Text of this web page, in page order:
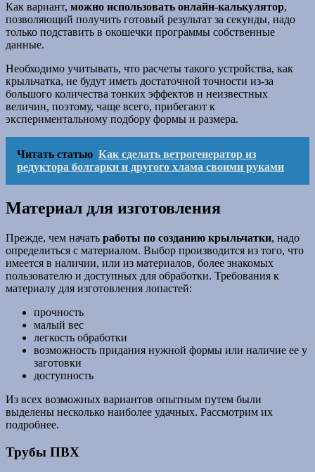
Как вариант, можно использовать онлайн-калькулятор,
позволяющий получить готовый результат за секунды, надо
только подставить в окошечки программы собственные
данные.
Необходимо учитывать, что расчеты такого устройства, как
крыльчатка, не будут иметь достаточной точности из-за
большого количества тонких эффектов и неизвестных
величин, поэтому, чаще всего, прибегают к
экспериментальному подбору формы и размера.
Читать статью Как сделать ветрогенератор из
редуктора болгарки и другого хлама своими руками
Материал для изготовления
Прежде, чем начать работы по созданию крыльчатки, надо
определиться с материалом. Выбор производится из того, что
имеется в наличии, или из материалов, более знакомых
пользователю и доступных для обработки. Требования к
материалу для изготовления лопастей:
прочность
малый вес
легкость обработки
возможность придания нужной формы или наличие ее у
заготовки
доступность
Из всех возможных вариантов опытным путем были
выделены несколько наиболее удачных. Рассмотрим их
подробнее.
Трубы ПВХ